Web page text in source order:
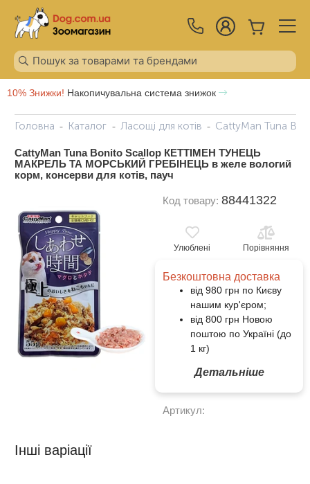
10% Знижки! Накопичувальна система знижок
Головна Каталог Ласощі для котів CattyMan Tuna
CattyMan Tuna Bonito Scallop КЕТТІМЕН ТУНЕЦЬ
МАКРЕЛЬ ТА МОРСЬКИЙ ГРЕБІНЕЦЬ в желе вологий
корм, консерви для котів, пауч
Код товару: 88441322
Улюблені Порівняння
Безкоштовна доставка
від 980 грн по Києву
нашим кур'єром;
від 800 грн Новою
поштою по Україні (до
1 кг)
Детальніше
Артикул:
Інші варіації